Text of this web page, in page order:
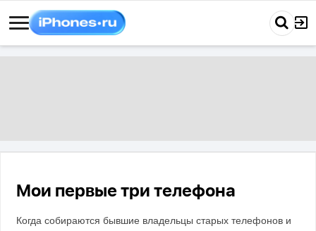
Мои первые три телефона
Когда собираются бывшие владельцы старых телефонов и